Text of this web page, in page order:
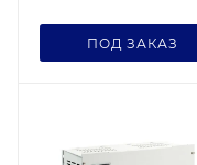
ПОД ЗАКАЗ